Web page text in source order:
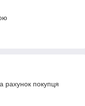
рахунок покупця